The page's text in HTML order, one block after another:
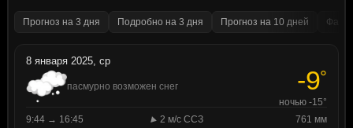
Прогноз на 3 дня Подробно на 3 дня Прогноз на 10 дней
8 января 2025, ср
пасмурно возможен снег -9°
ночью -15°
9:44 → 16:45
2 м/с ССЗ
761 мм